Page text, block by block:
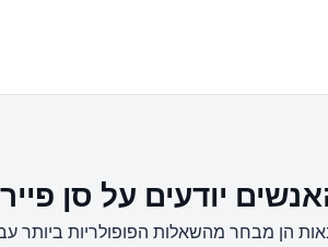
יודעים על סן פייר
הן מבחר מהשאלות הפופולריות ביותר